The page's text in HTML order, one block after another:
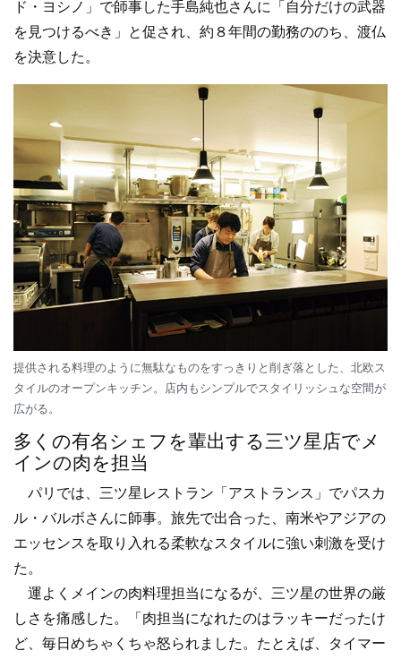
ド・ヨシノ」で師事した手島純也さんに「自分だけの武器
を見つけるべき」と促され、約８年間の勤務ののち、渡仏
を決意した。
提供される料理のように無駄なものをすっきりと削ぎ落とした、北欧ス
タイルのオープンキッチン。店内もシンプルでスタイリッシュな空間が
広がる。
多くの有名シェフを輩出する三ツ星店でメ
インの肉を担当
パリでは、三ツ星レストラン「アストランス」でパスカ
ル・バルボさんに師事。旅先で出合った、南米やアジアの
エッセンスを取り入れる柔軟なスタイルに強い刺激を受け
た。
運よくメインの肉料理担当になるが、三ツ星の世界の厳
しさを痛感した。「肉担当になれたのはラッキーだったけ
ど、毎日めちゃくちゃ怒られました。たとえば、タイマー